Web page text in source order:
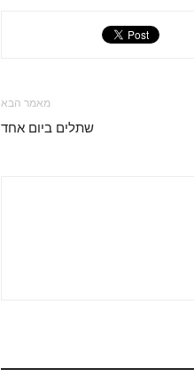
מאמר הבא
שתלים ביום אחד